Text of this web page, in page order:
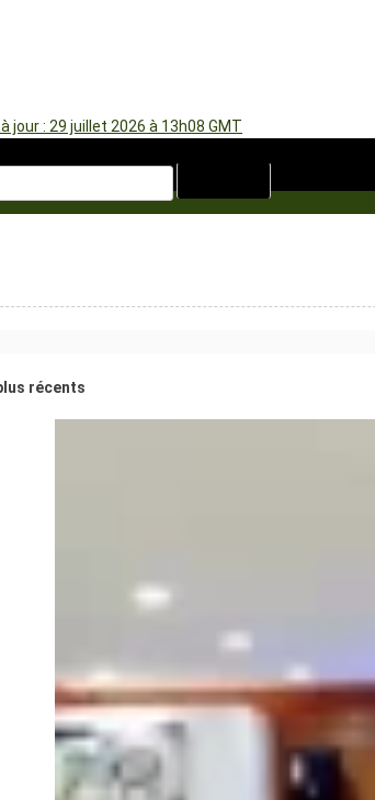
jour : 29 juillet 2026 à 13h08 GMT
récents